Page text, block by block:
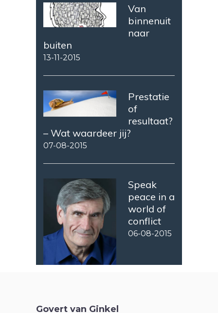
Van
binnenuit
naar
buiten
13-11-2015
Prestatie
of
resultaat?
– Wat waardeer jij?
07-08-2015
Speak
peace in a
world of
conflict
06-08-2015
Govert van Ginkel